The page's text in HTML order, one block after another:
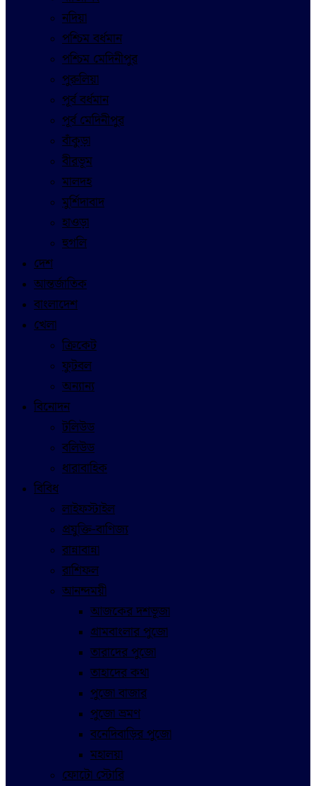
নদিয়া
পশ্চিম বর্ধমান
পশ্চিম মেদিনীপুর
পুরুলিয়া
পূর্ব বর্ধমান
পূর্ব মেদিনীপুর
বাঁকুড়া
বীরভূম
মালদহ
মুর্শিদাবাদ
হাওড়া
হুগলি
দেশ
আন্তর্জাতিক
বাংলাদেশ
খেলা
ক্রিকেট
ফুটবল
অন্যান্য
বিনোদন
টলিউড
বলিউড
ধারাবাহিক
বিবিধ
লাইফস্টাইল
প্রযুক্তি-বাণিজ্য
রান্নাবান্না
রাশিফল
আনন্দময়ী
আজকের দশভূজা
গ্রামবাংলার পুজো
তারাদের পুজো
তাহাদের কথা
পুজো বাজার
পুজো ভ্রমণ
বনেদিবাড়ির পুজো
মহালয়া
ফোটো স্টোরি